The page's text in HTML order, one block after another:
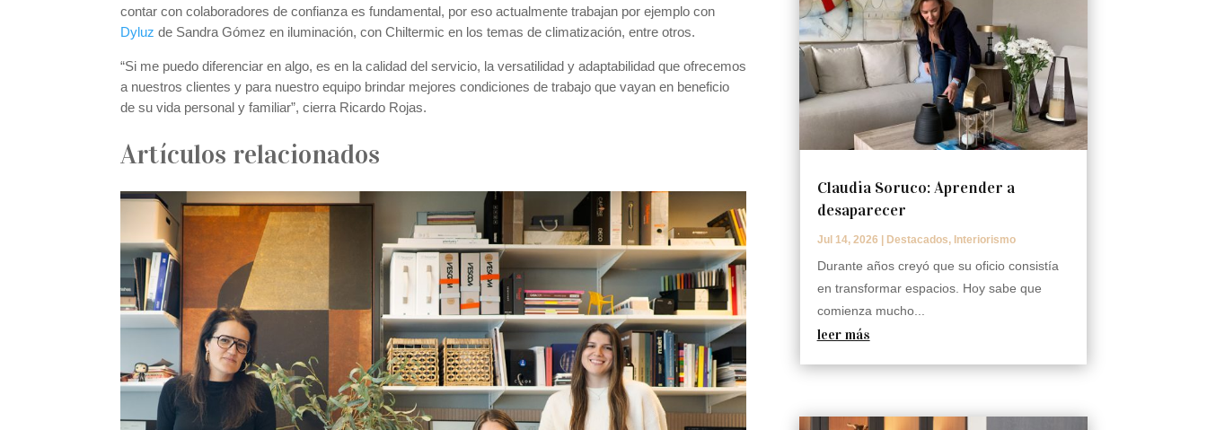
contar con colaboradores de confianza es fundamental, por eso actualmente trabajan por ejemplo con
Dyluz de Sandra Gómez en iluminación, con Chiltermic en los temas de climatización, entre otros.
“Si me puedo diferenciar en algo, es en la calidad del servicio, la versatilidad y adaptabilidad que ofrecemos
a nuestros clientes y para nuestro equipo brindar mejores condiciones de trabajo que vayan en beneficio
de su vida personal y familiar”, cierra Ricardo Rojas.
Artículos relacionados
Claudia Soruco: Aprender a
desaparecer
Jul 14, 2026 | Destacados, Interiorismo
Durante años creyó que su oficio consistía
en transformar espacios. Hoy sabe que
comienza mucho...
leer más